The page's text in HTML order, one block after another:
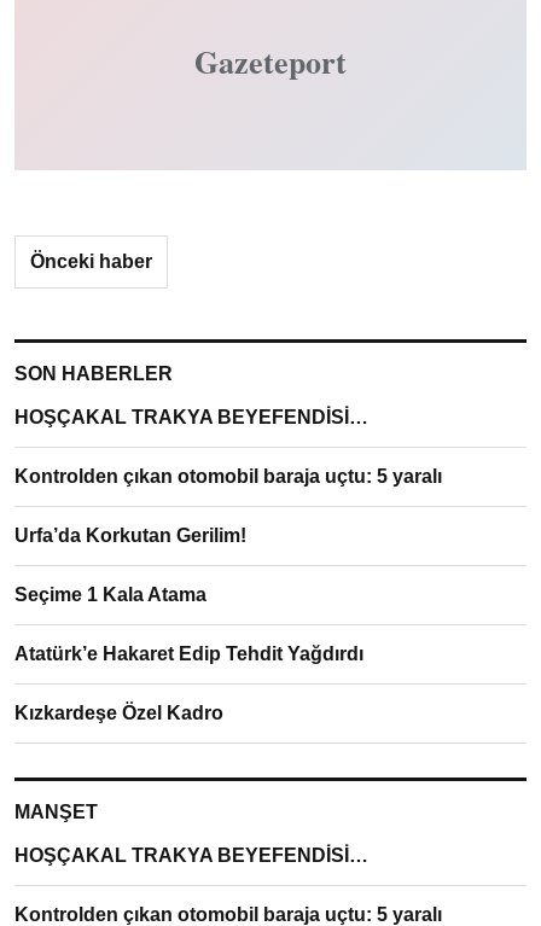
Gazeteport
Önceki haber
SON HABERLER
HOŞÇAKAL TRAKYA BEYEFENDİSİ…
Kontrolden çıkan otomobil baraja uçtu: 5 yaralı
Urfa’da Korkutan Gerilim!
Seçime 1 Kala Atama
Atatürk’e Hakaret Edip Tehdit Yağdırdı
Kızkardeşe Özel Kadro
MANŞET
HOŞÇAKAL TRAKYA BEYEFENDİSİ…
Kontrolden çıkan otomobil baraja uçtu: 5 yaralı